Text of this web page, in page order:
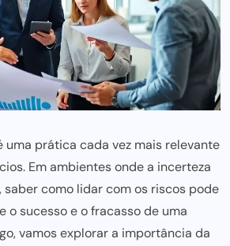
uma prática cada vez mais relevante
Em ambientes onde a incerteza
saber como lidar com os riscos pode
o sucesso e o fracasso de uma
vamos explorar a importância da